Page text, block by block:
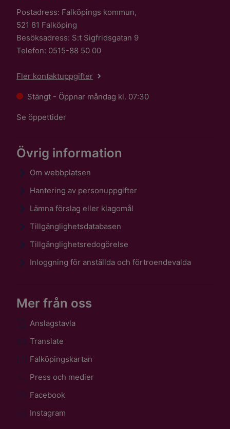
Postadress: Falköpings kommun,
521 81 Falköping
Besöksadress: S:t Sigfridsgatan 9
Telefon: 0515-88 50 00
Fler kontaktuppgifter
Stängt - Öppnar måndag kl. 07:30
Se öppettider
Övrig information
Om webbplatsen
Hantering av personuppgifter
Lämna förslag eller klagomål
Tillgänglighetsdatabasen
Tillgänglighetsredogörelse
Inloggning för anställda och förtroendevalda
Mer från oss
Anslagstavla
Translate
Falköpingskartan
Press och medier
Facebook
Instagram